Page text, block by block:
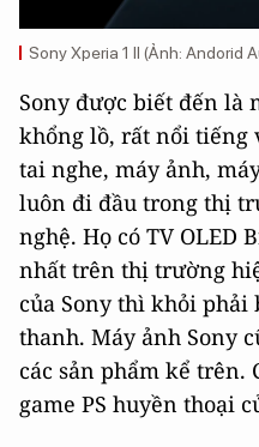
Sony Xperia 1 II (Ảnh: Andorid
Sony được biết đến là
khổng lồ, rất nổi tiếng
tai nghe, máy ảnh,
luôn đi đầu trong thị
nghệ. Họ có TV OLED
nhất trên thị trường
của Sony thì khỏi phải
thanh. Máy ảnh Sony
các sản phẩm kể trên.
game PS huyền thoại